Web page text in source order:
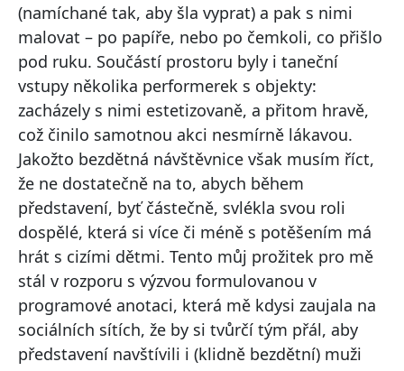
(namíchané tak, aby šla vyprat) a pak s nimi
malovat – po papíře, nebo po čemkoli, co přišlo
pod ruku. Součástí prostoru byly i taneční
vstupy několika performerek s objekty:
zacházely s nimi estetizovaně, a přitom hravě,
což činilo samotnou akci nesmírně lákavou.
Jakožto bezdětná návštěvnice však musím říct,
že ne dostatečně na to, abych během
představení, byť částečně, svlékla svou roli
dospělé, která si více či méně s potěšením má
hrát s cizími dětmi. Tento můj prožitek pro mě
stál v rozporu s výzvou formulovanou v
programové anotaci, která mě kdysi zaujala na
sociálních sítích, že by si tvůrčí tým přál, aby
představení navštívili i (klidně bezdětní) muži